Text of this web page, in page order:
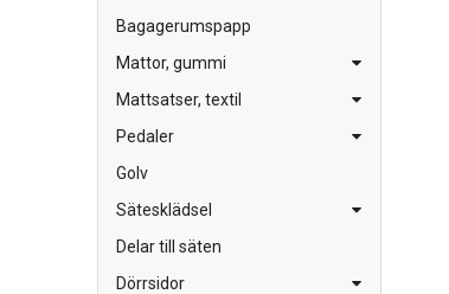
Bagagerumspapp
Mattor, gummi
Mattsatser, textil
Pedaler
Golv
Sätesklädsel
Delar till säten
Dörrsidor